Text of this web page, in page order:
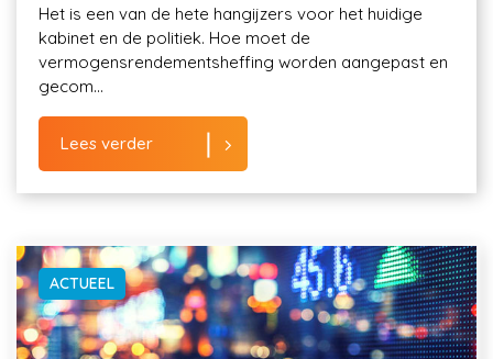
Het is een van de hete hangijzers voor het huidige
kabinet en de politiek. Hoe moet de
vermogensrendementsheffing worden aangepast en
gecom...
Lees verder
ACTUEEL